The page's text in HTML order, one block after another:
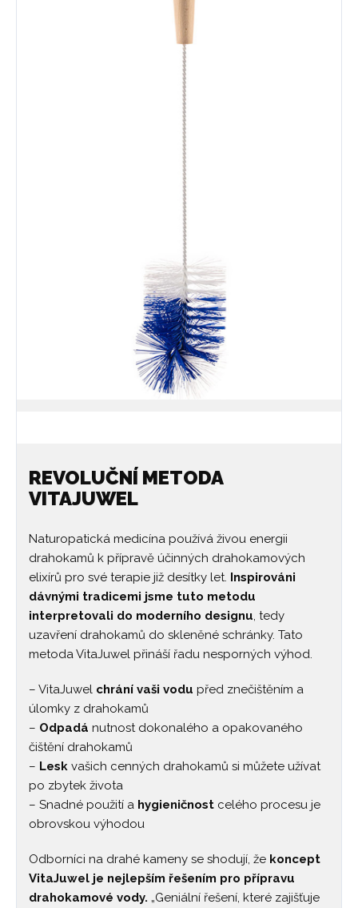
REVOLUČNÍ METODA
VITAJUWEL
Naturopatická medicína používá živou energii
drahokamů k přípravě účinných drahokamových
elixírů pro své terapie již desítky let. Inspirováni
dávnými tradicemi jsme tuto metodu
interpretovali do moderního designu, tedy
uzavření drahokamů do skleněné schránky. Tato
metoda VitaJuwel přináší řadu nesporných výhod.
– VitaJuwel chrání vaši vodu před znečištěním a
úlomky z drahokamů
– Odpadá nutnost dokonalého a opakovaného
čištění drahokamů
– Lesk vašich cenných drahokamů si můžete užívat
po zbytek života
– Snadné použití a hygieničnost celého procesu je
obrovskou výhodou
Odborníci na drahé kameny se shodují, že koncept
VitaJuwel je nejlepším řešením pro přípravu
drahokamové vody. „Geniální řešení, které zajišťuje